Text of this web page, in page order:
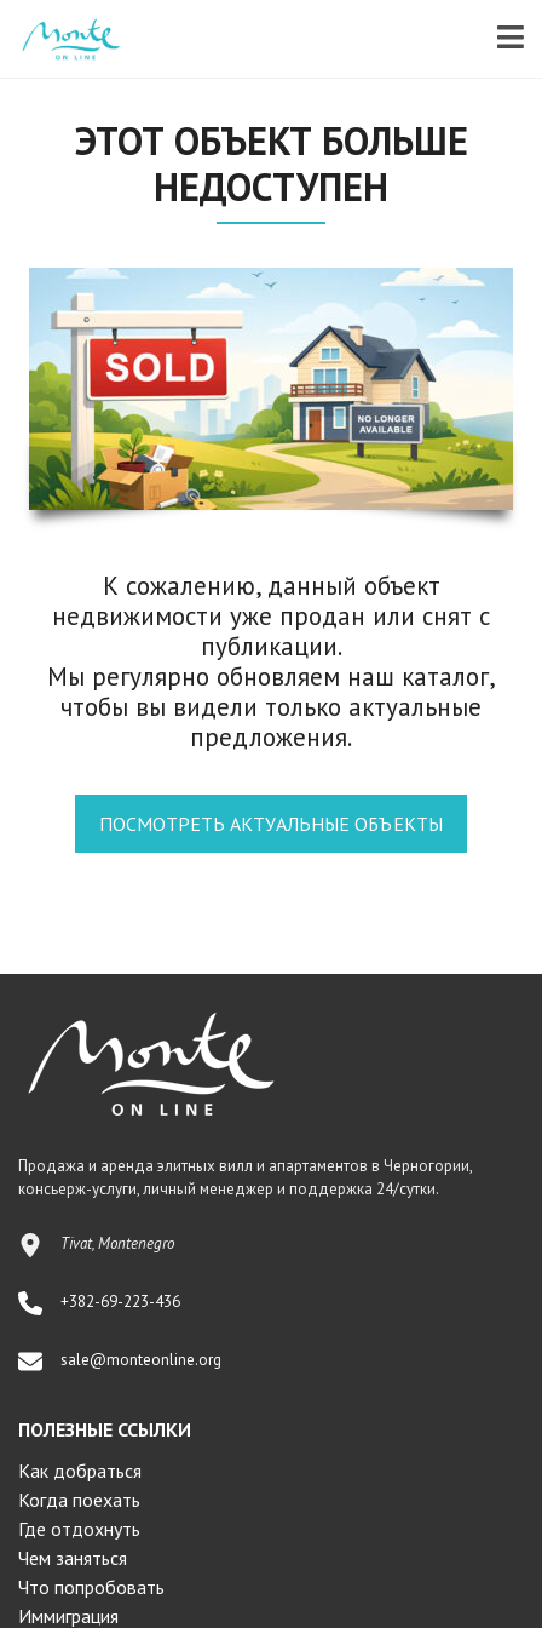
ЭТОТ ОБЪЕКТ БОЛЬШЕ
НЕДОСТУПЕН
К сожалению, данный объект
недвижимости уже продан или снят с
публикации.
Мы регулярно обновляем наш каталог,
чтобы вы видели только актуальные
предложения.
ПОСМОТРЕТЬ АКТУАЛЬНЫЕ ОБЪЕКТЫ
Продажа и аренда элитных вилл и апартаментов в Черногории,
консьерж-услуги, личный менеджер и поддержка 24/сутки.
Tivat, Montenegro
+382-69-223-436
sale@monteonline.org
ПОЛЕЗНЫЕ ССЫЛКИ
Как добраться
Когда поехать
Где отдохнуть
Чем заняться
Что попробовать
Иммиграция